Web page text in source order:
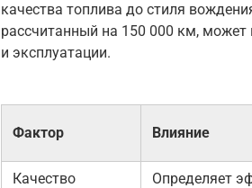
качества топлива до стиля
рассчитанный на 150 000 км,
и эксплуатации.
Фактор Влияние
Качество
Определяет